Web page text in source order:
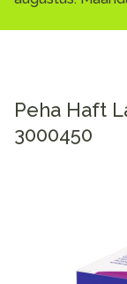
Peha Haft
3000450